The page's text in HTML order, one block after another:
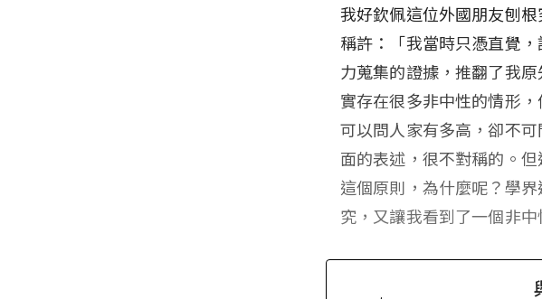
我好欽佩這位外國朋友刨
稱許：「我當時只憑直覺
力蒐集的證據，推翻了我
實存在很多非中性的情形
可以問人家有多高，卻不
面的表述，很不對稱的。
這個原則，為什麼呢？學
究，又讓我看到了一個非中